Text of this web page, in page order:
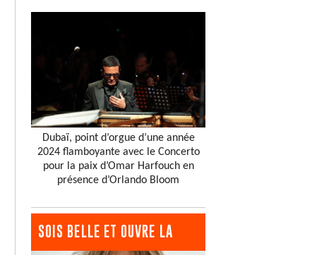
Dubaï, point d’orgue d’une année
2024 flamboyante avec le Concerto
pour la paix d’Omar Harfouch en
présence d’Orlando Bloom
SOIS BELLE ET OUVRE LA